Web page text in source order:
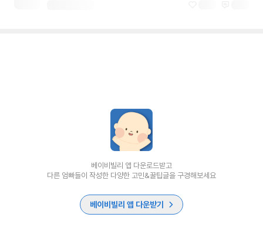
베이비빌리 앱 다운로드받고
다른 엄빠들이 작성한 다양한 고민&꿀팁글을 구경해보세요
베이비빌리 앱 다운받기